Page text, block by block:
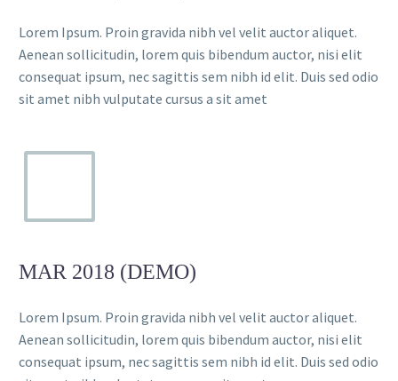
Lorem Ipsum. Proin gravida nibh vel velit auctor aliquet.
Aenean sollicitudin, lorem quis bibendum auctor, nisi elit
consequat ipsum, nec sagittis sem nibh id elit. Duis sed odio
sit amet nibh vulputate cursus a sit amet
MAR 2018 (DEMO)
Lorem Ipsum. Proin gravida nibh vel velit auctor aliquet.
Aenean sollicitudin, lorem quis bibendum auctor, nisi elit
consequat ipsum, nec sagittis sem nibh id elit. Duis sed odio